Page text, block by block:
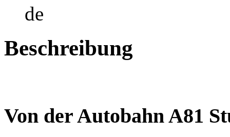
Beschreibung
Von der Autobahn A81